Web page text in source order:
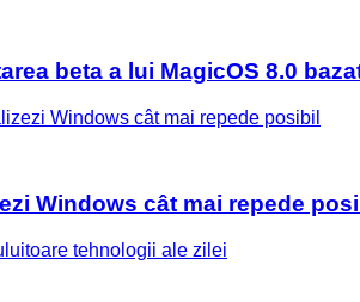
beta a lui MagicOS 8.0
Windows cât mai repede